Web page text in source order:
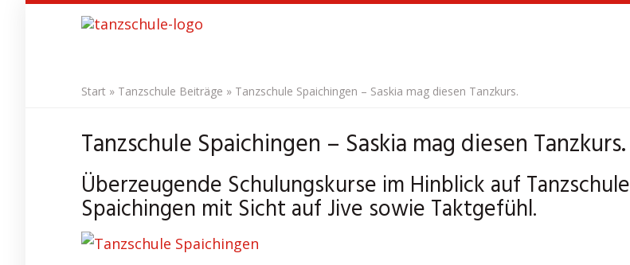
Start » Tanzschule Beiträge » Tanzschule Spaichingen – Saskia mag diesen Tanzkurs.
Tanzschule Spaichingen – Saskia mag diesen Tanzkurs.
Überzeugende Schulungskurse im Hinblick auf Tanzschule
Spaichingen mit Sicht auf Jive sowie Taktgefühl.